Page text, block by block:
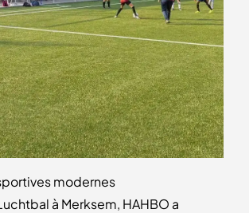
modernes
à Merksem, HAHBO a